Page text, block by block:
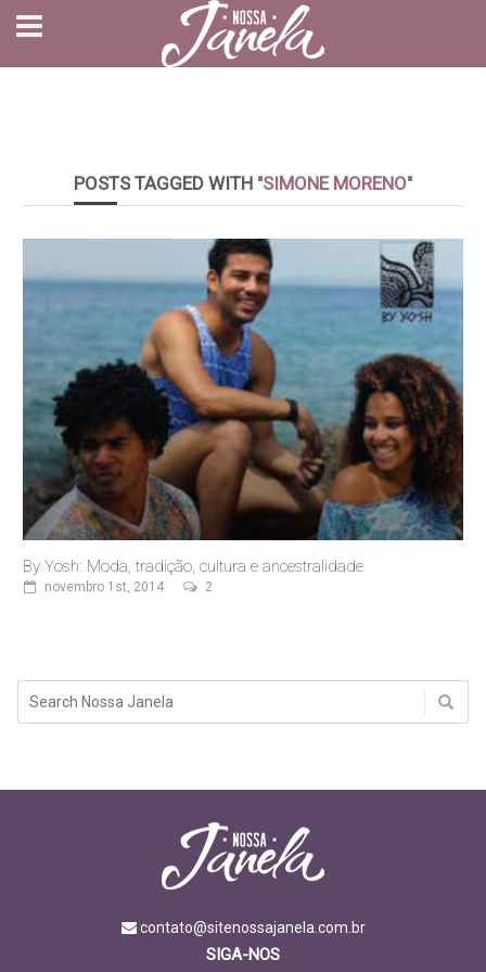
POSTS TAGGED WITH "SIMONE MORENO"
By Yosh: Moda, tradição, cultura e ancestralidade
novembro 1st, 2014 2
contato@sitenossajanela.com.br
SIGA-NOS